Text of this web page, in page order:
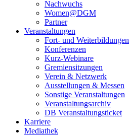
Nachwuchs
Women@DGM
Partner
Veranstaltungen
Fort- und Weiterbildungen
Konferenzen
Kurz-Webinare
Gremiensitzungen
Verein & Netzwerk
Ausstellungen & Messen
Sonstige Veranstaltungen
Veranstaltungsarchiv
DB Veranstaltungsticket
Karriere
Mediathek